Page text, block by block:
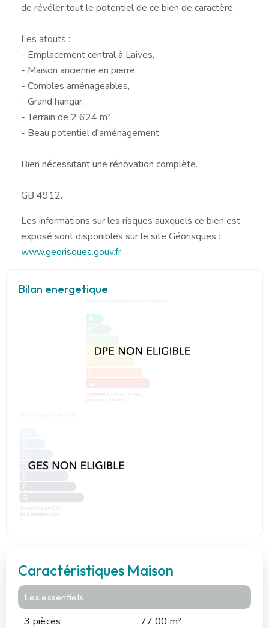
de révéler tout le potentiel de ce bien de caractère.
Les atouts :
- Emplacement central à Laives,
- Maison ancienne en pierre,
- Combles aménageables,
- Grand hangar,
- Terrain de 2 624 m²,
- Beau potentiel d'aménagement.
Bien nécessitant une rénovation complète.
GB 4912.
Les informations sur les risques auxquels ce bien est
exposé sont disponibles sur le site Géorisques :
www.georisques.gouv.fr
Bilan energetique
Caractéristiques Maison
Les essentiels
3 pièces 77.00 m²